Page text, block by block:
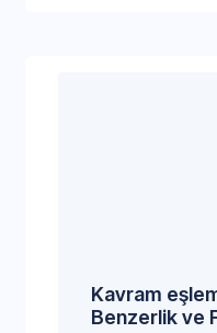
Kavram
Benzerlik ve